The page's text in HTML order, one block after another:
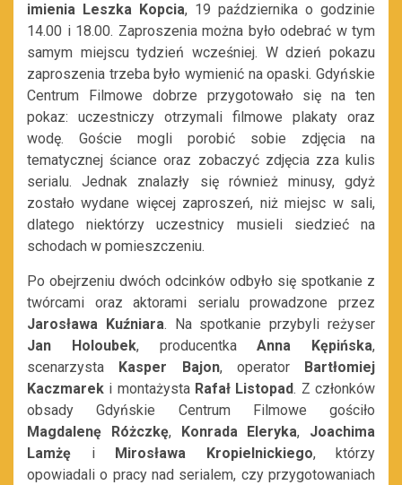
imienia Leszka Kopcia, 19 października o godzinie
14.00 i 18.00. Zaproszenia można było odebrać w tym
samym miejscu tydzień wcześniej. W dzień pokazu
zaproszenia trzeba było wymienić na opaski. Gdyńskie
Centrum Filmowe dobrze przygotowało się na ten
pokaz: uczestniczy otrzymali filmowe plakaty oraz
wodę. Goście mogli porobić sobie zdjęcia na
tematycznej ściance oraz zobaczyć zdjęcia zza kulis
serialu. Jednak znalazły się również minusy, gdyż
zostało wydane więcej zaproszeń, niż miejsc w sali,
dlatego niektórzy uczestnicy musieli siedzieć na
schodach w pomieszczeniu.
Po obejrzeniu dwóch odcinków odbyło się spotkanie z
twórcami oraz aktorami serialu prowadzone przez
Jarosława Kuźniara. Na spotkanie przybyli reżyser
Jan Holoubek, producentkaAnna Kępińska,
scenarzysta
Kasper Bajon, operator
Bartłomiej
Kaczmarek i montażysta Rafał Listopad. Z członków
obsady Gdyńskie Centrum Filmowe gościło
Magdalenę Różczkę, Konrada Eleryka, Joachima
Lamżę i Mirosława Kropielnickiego, którzy
opowiadali o pracy nad serialem, czy przygotowaniach